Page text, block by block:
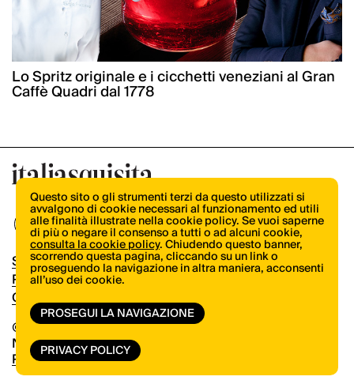
Lo Spritz originale e i cicchetti veneziani al Gran
Caffè Quadri dal 1778
© Copyright 2026.Vertical.it
N.ro Iscrizione ROC 32504
Privacy Policy
Shop
Pubblicità
Contatti
Questo sito o gli strumenti terzi da questo utilizzati si
avvalgono di cookie necessari al funzionamento ed utili
alle finalità illustrate nella cookie policy. Se vuoi saperne
di più o negare il consenso a tutti o ad alcuni cookie,
consulta la cookie policy. Chiudendo questo banner,
scorrendo questa pagina, cliccando su un link o
proseguendo la navigazione in altra maniera, acconsenti
all’uso dei cookie.
PROSEGUI LA NAVIGAZIONE
PRIVACY POLICY